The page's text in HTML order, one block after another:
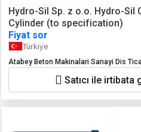
Hydro-Sil Sp. z o.o. Hydro-Sil
Cylinder (to specification)
Fiyat sor
Türkiye
Atabey Beton Makinalari Sanayi Dis
Satıcı ile irtibata